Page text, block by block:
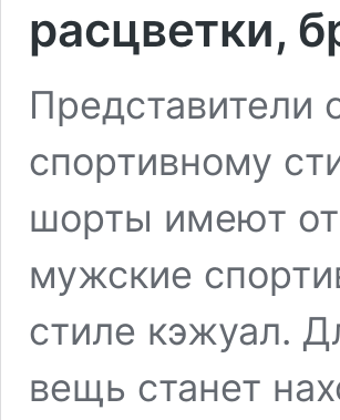
расцветки,
Представители
спортивному
шорты имеют
мужские
стиле кэжуал.
вещь станет